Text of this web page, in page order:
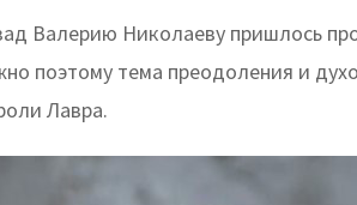
Валерию Николаеву пришлось
поэтому тема преодоления и
Лавра.